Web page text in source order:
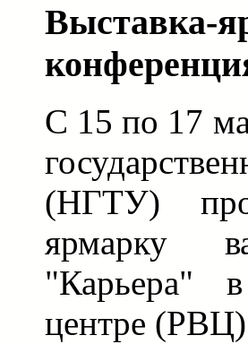
Выставка-
С 15 по 17
(НГТУ)
ярмарку
"Карьера"
центре